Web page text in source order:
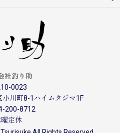
社釣り助
0023
川町8-1ハイムタジマ1F
200-8712
曜定休